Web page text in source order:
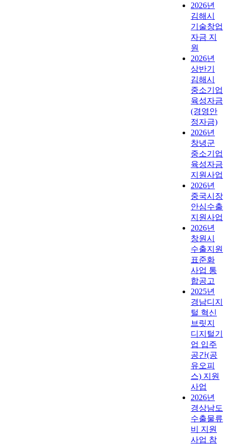
2026년
김해시
기술창업
자금 지
원
2026년
상반기
김해시
중소기업
육성자금
(경영안
정자금)
2026년
창녕군
중소기업
육성자금
지원사업
2026년
중국시장
안심수출
지원사업
2026년
창원시
수출지원
표준화
사업 통
합공고
2025년
경남디지
털 혁신
브릿지
디지털기
업 입주
공간(공
유오피
스) 지원
사업
2026년
경상남도
수출물류
비 지원
사업 참